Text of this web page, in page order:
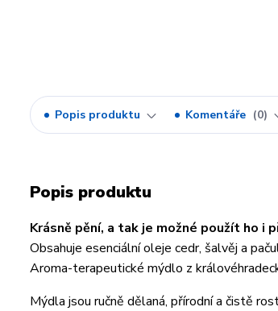
Popis produktu Komentáře 0
Popis produktu
Krásně pění, a tak je možné použít ho i
Obsahuje esenciální oleje cedr, šalvěj a
Aroma-terapeutické mýdlo z
Mýdla jsou ručně dělaná, přírodní a čistě